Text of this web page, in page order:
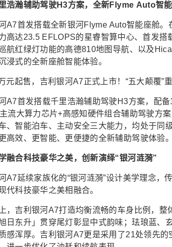
浩瀚辅助驾驶H3方案，全新Flyme Auto智
A7首发搭载全新银河Flyme Auto智能座舱
高达23.5 EFLOPS的星睿智算中心、首发
航红绿灯功能的高德810地图导航、以及
浸式的全新座舱智能体验。
A7首发搭载千里浩瀚辅助驾驶H3方案，配
流大算力芯片+高感知硬件组合辅助驾驶方
、智能泊车、主动安全三大能力，均处于同
高效、更智能、更便捷的全新辅助驾驶体验。
融合科技豪华之美，创新演绎“银河涟漪”
A7延续家族化的“银河涟漪”设计美学理念
代科技豪华之美相融合。
，吉利银河A7打造均衡流畅的车身比例，
日东升」贯穿尾灯彰显中式韵味；珐琅蓝、
感浑厚。吉利银河A7更是采用了21处领先